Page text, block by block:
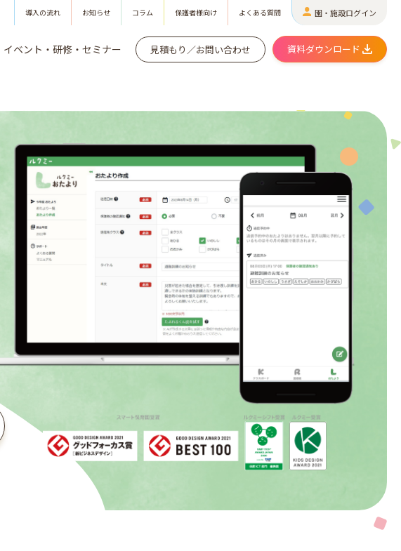
導入の流れ お知らせ コラム 保護者様向け よくある質問 園・施設ログイン
イベント・研修・セミナー 見積もり／お問い合わせ 資料ダウンロード